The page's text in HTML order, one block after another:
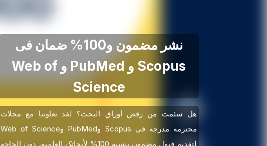
نشر مضمون و100% ضمان فی
Scopus و PubMed و Web of
Science
هل سئمت من رفض أوراق البحث؟ لقد تعاوننا مع مجلات
محترمه مدرجه فی Scopus وPubMed وWeb of Science
لتقدیم قبول مضمون بنسبه 100% لأبحاثک العلمیه، دون الحاجه